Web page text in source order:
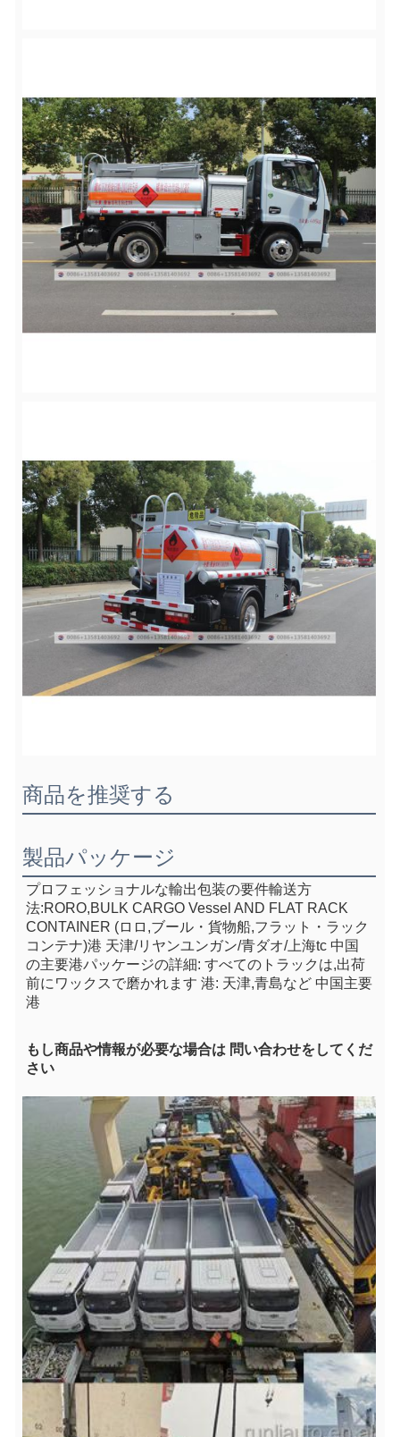
商品を推奨する
製品パッケージ
プロフェッショナルな輸出包装の要件輸送方
法:RORO,BULK CARGO Vessel AND FLAT RACK
CONTAINER (ロロ,ブール・貨物船,フラット・ラック
コンテナ)港 天津/リヤンユンガン/青ダオ/上海tc 中国
の主要港パッケージの詳細: すべてのトラックは,出荷
前にワックスで磨かれます 港: 天津,青島など 中国主要
港
もし商品や情報が必要な場合は 問い合わせをしてくだ
さい